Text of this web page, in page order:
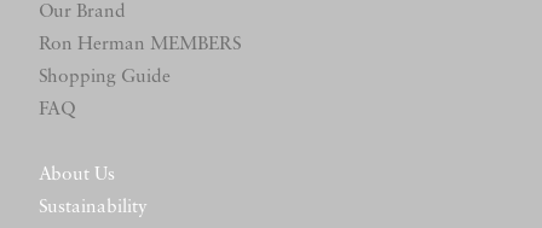
Our Brand
Ron Herman MEMBERS
Shopping Guide
FAQ
About Us
Sustainability